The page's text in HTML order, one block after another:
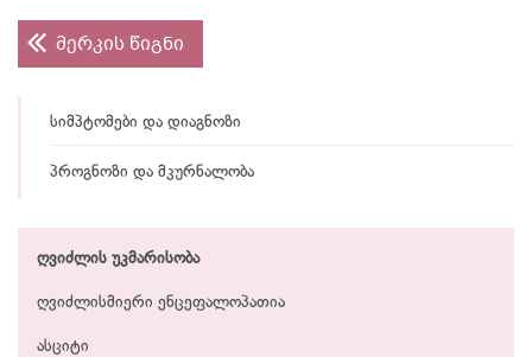
მერკის წიგნი
სიმპტომები და დიაგნოზი
პროგნოზი და მკურნალობა
ღვიძლის უკმარისობა
ღვიძლისმიერი ენცეფალოპათია
ასციტი